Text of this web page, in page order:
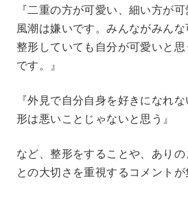
『二重の方が可愛い、細い方が
風潮は嫌いです。みんながみん
整形していても自分が可愛いと
です。』
『外見で自分自身を好きになれ
形は悪いことじゃないと思う』
など、整形をすることや、あり
との大切さを重視するコメントが